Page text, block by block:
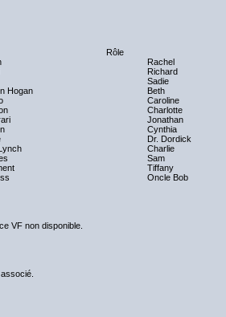
Rôle
Rachel
Richard
Sadie
Hogan
Beth
Caroline
Charlotte
Jonathan
Cynthia
Dr. Dordick
Charlie
Sam
Tiffany
Oncle Bob
VF non disponible.